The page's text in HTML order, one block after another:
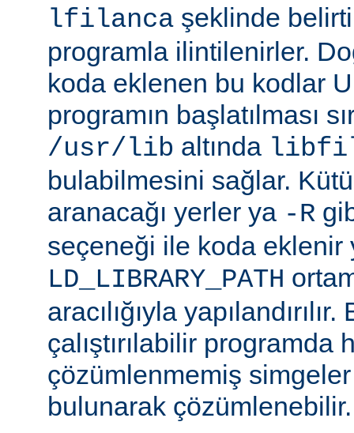
lfilanca şeklinde
programla ilintilenirler.
koda eklenen bu kodlar
programın başlatılması
/usr/lib altında
bulabilmesini sağlar.
aranacağı yerler ya -R
seçeneği ile koda eklenir
LD_LIBRARY_PATH
aracılığıyla
çalıştırılabilir programda
çözümlenmemiş
bulunarak çözümlenebilir.